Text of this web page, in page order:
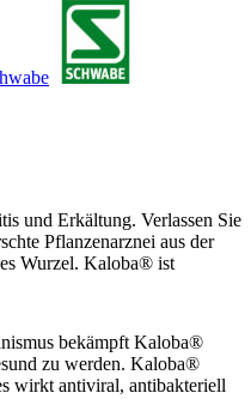
und Erkältung. Verlassen Sie
Pflanzenarznei aus der
Wurzel. Kaloba® ist
bekämpft Kaloba®
zu werden. Kaloba®
wirkt antiviral, antibakteriell